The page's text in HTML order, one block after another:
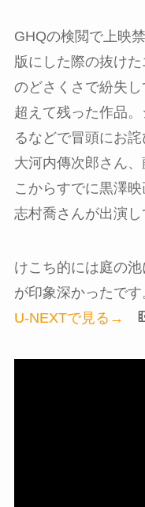
GHQの検閲で上映
版にした際の抜け
のどさくさで紛失
超えて残った作品
るなどで冒頭にお詫
大河内傳次郎さん
こからすでに黒澤
志村喬さんが出演し
けこち的には庭の
が印象深かったです
U-NEXTで見る→